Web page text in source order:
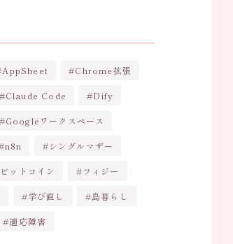
AppSheet Chrome拡張
Claude Code Dify
Googleワークスペース
n8n シングルマザー
ビットコイン フィジー
学び直し 島暮らし
適応障害